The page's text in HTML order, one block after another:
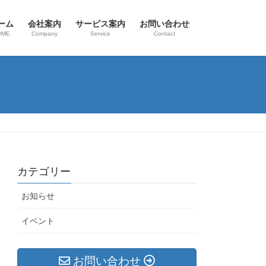
ム 会社案内
Company
サービス案内
Service
お問い合わせ
Contact
カテゴリー
お知らせ
イベント
お問い合わせ